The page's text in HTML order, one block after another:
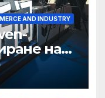
AND INDUSTRY
на